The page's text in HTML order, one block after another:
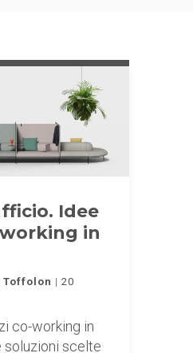
Idee
in
20
co-working in
soluzioni scelte